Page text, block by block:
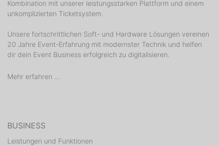
Kombination mit unserer leistungsstarken Plattform und einem
unkomplizierten Ticketsystem.
Unsere fortschrittlichen Soft- und Hardware Lösungen vereinen
20 Jahre Event-Erfahrung mit modernster Technik und helfen
dir dein Event Business erfolgreich zu digitalisieren.
Mehr erfahren ...
BUSINESS
Leistungen und Funktionen